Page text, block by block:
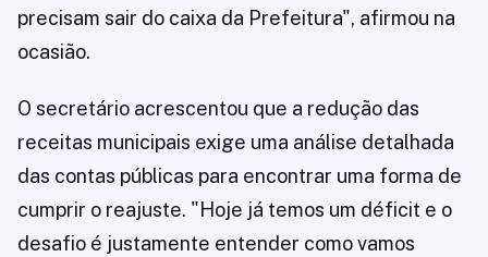
precisam sair do caixa da Prefeitura", afirmou na
ocasião.
O secretário acrescentou que a redução das
receitas municipais exige uma análise detalhada
das contas públicas para encontrar uma forma de
cumprir o reajuste. "Hoje já temos um déficit e o
desafio é justamente entender como vamos